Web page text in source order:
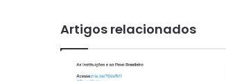
Artigos relacionados